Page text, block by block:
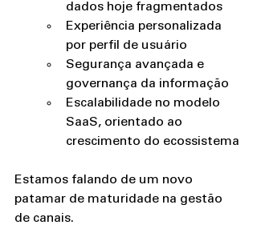
dados hoje fragmentados
Experiência personalizada
por perfil de usuário
Segurança avançada e
governança da informação
Escalabilidade no modelo
SaaS, orientado ao
crescimento do ecossistema
Estamos falando de um novo
patamar de maturidade na gestão
de canais.